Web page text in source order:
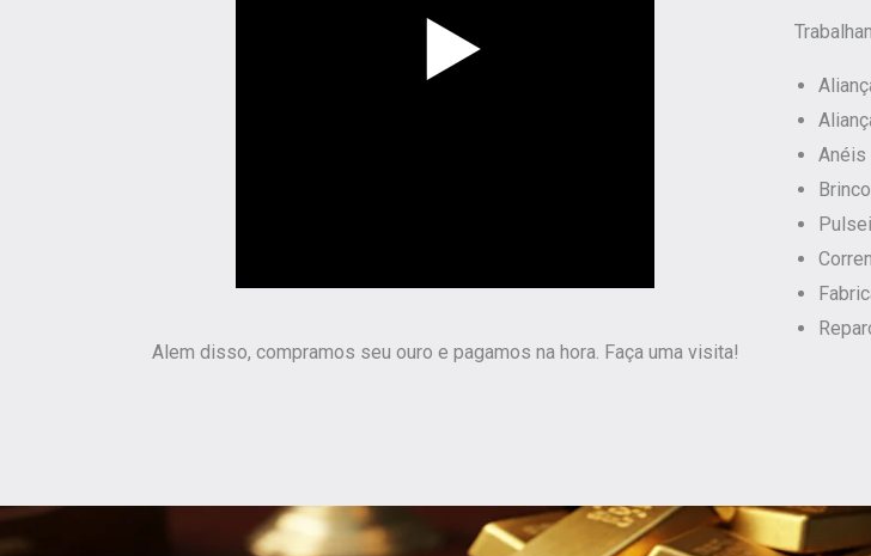
Alem disso, compramos seu ouro e pagamos na hora. Faça uma visita!
Anéis